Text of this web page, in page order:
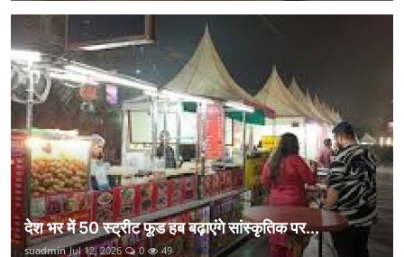
देश भर में 50 स्ट्रीट फूड हब बढ़ाएंगे सांस्कृतिक पर...
suadmin Jul 12, 2026 0 49